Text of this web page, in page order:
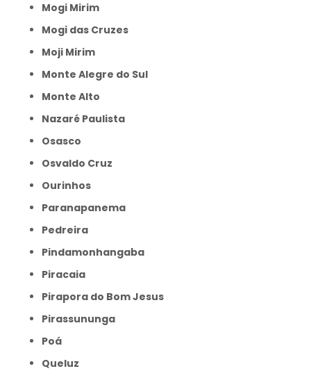
Mogi Mirim
Mogi das Cruzes
Moji Mirim
Monte Alegre do Sul
Monte Alto
Nazaré Paulista
Osasco
Osvaldo Cruz
Ourinhos
Paranapanema
Pedreira
Pindamonhangaba
Piracaia
Pirapora do Bom Jesus
Pirassununga
Poá
Queluz